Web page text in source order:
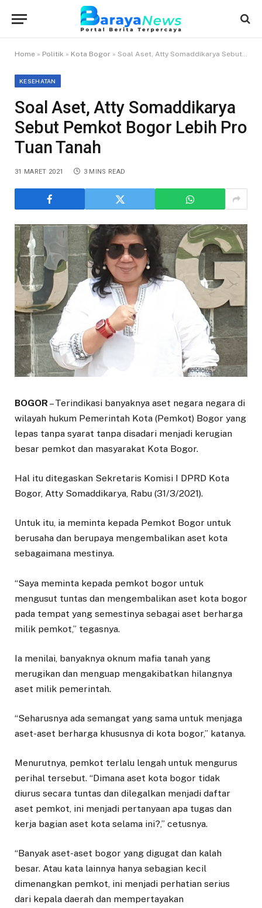
Home » Politik » Kota Bogor » Soal Aset, Atty Somaddikarya Sebut Pemkot Bogor Lebih Pro Tuan Tanah
KESEHATAN
Soal Aset, Atty Somaddikarya
Sebut Pemkot Bogor Lebih Pro
Tuan Tanah
31 MARET 2021 3 MINS READ
BOGOR – Terindikasi banyaknya aset negara negara di
wilayah hukum Pemerintah Kota (Pemkot) Bogor yang
lepas tanpa syarat tanpa disadari menjadi kerugian
besar pemkot dan masyarakat Kota Bogor.
Hal itu ditegaskan Sekretaris Komisi I DPRD Kota
Bogor, Atty Somaddikarya, Rabu (31/3/2021).
Untuk itu, ia meminta kepada Pemkot Bogor untuk
berusaha dan berupaya mengembalikan aset kota
sebagaimana mestinya.
“Saya meminta kepada pemkot bogor untuk
mengusut tuntas dan mengembalikan aset kota bogor
pada tempat yang semestinya sebagai aset berharga
milik pemkot,” tegasnya.
Ia menilai, banyaknya oknum mafia tanah yang
merugikan dan menguap mengakibatkan hilangnya
aset milik pemerintah.
“Seharusnya ada semangat yang sama untuk menjaga
aset-aset berharga khususnya di kota bogor,” katanya.
Menurutnya, pemkot terlalu lengah untuk mengurus
perihal tersebut. “Dimana aset kota bogor tidak
diurus secara tuntas dan dilegalkan menjadi daftar
aset pemkot, ini menjadi pertanyaan apa tugas dan
kerja bagian aset kota selama ini?,” cetusnya.
“Banyak aset-aset bogor yang digugat dan kalah
besar. Atau kata lainnya hanya sebagian kecil
dimenangkan pemkot, ini menjadi perhatian serius
dari kepala daerah dan mempertayakan